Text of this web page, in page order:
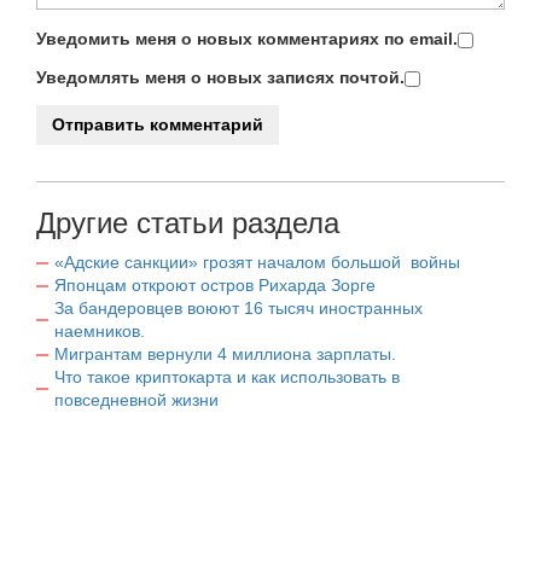
Уведомить меня о новых комментариях по email.
Уведомлять меня о новых записях почтой.
Другие статьи раздела
«Адские санкции» грозят началом большой войны
Японцам откроют остров Рихарда Зорге
За бандеровцев воюют 16 тысяч иностранных
наемников.
Мигрантам вернули 4 миллиона зарплаты.
Что такое криптокарта и как использовать в
повседневной жизни